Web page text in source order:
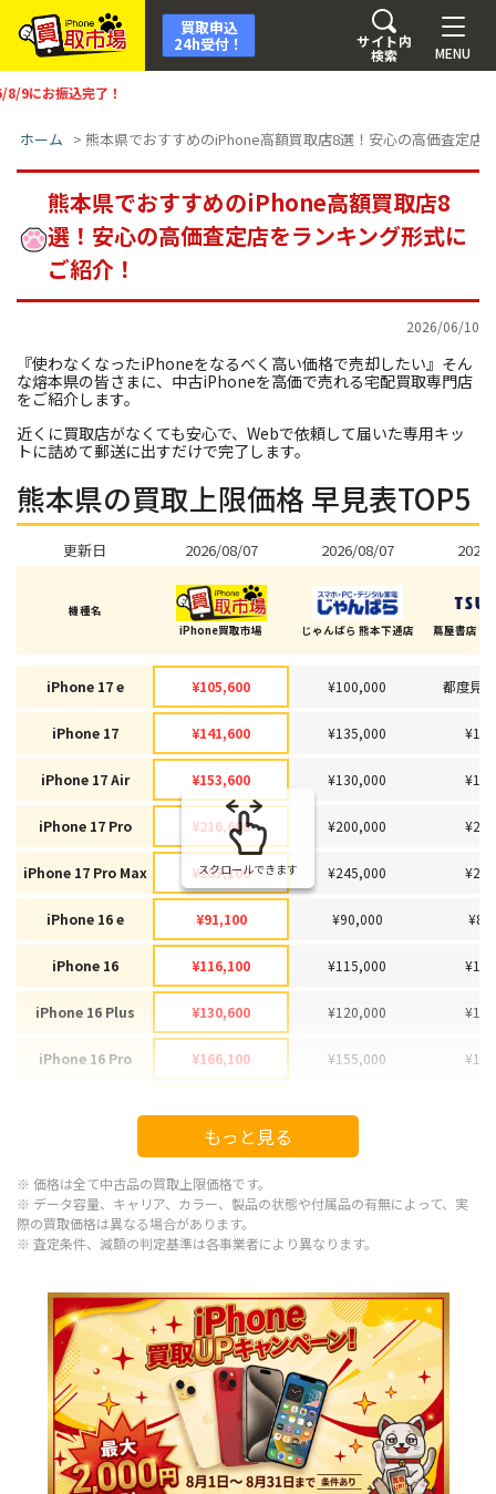
MENU
サイト内
検索
買取申込
24h受付！
ホーム > 熊本県でおすすめのiPhone高額買取店8選！安心の高価査定店
熊本県でおすすめのiPhone高額買取店8
選！安心の高価査定店をランキング形式に
ご紹介！
2026/06/10
『使わなくなったiPhoneをなるべく高い価格で売却したい』そん
な熔本県の皆さまに、中古iPhoneを高価で売れる宅配買取専門店
をご紹介します。
近くに買取店がなくても安心で、Webで依頼して届いた専用キッ
トに詰めて郵送に出すだけで完了します。
熊本県の買取上限価格 早見表TOP5
更新日
機種名
iPhone 17 e
iPhone 17
iPhone 17 Air
iPhone 17 Pro
iPhone 17 Pro Max
iPhone 16 e
iPhone 16
iPhone 16 Plus
iPhone 16 Pro
iPhone 15 Plus
iPhone 15 Pro
iPhone 15 Pro Max
iPhone 14 Plus
iPhone 14
iPhone 14 Pro
iPhone 14 Pro Max
2026/08/07
iPhone買取市場
¥105,600
¥141,600
¥153,600
¥216,600
¥285,100
¥91,100
¥116,100
¥130,600
¥166,100
¥92,100
¥97,100
¥120,100
¥143,100
¥66,600
¥66,600
¥86,600
¥98,100
2026/08/07
じゃんぱら 熊本下通店
¥100,000
¥135,000
¥130,000
¥200,000
¥245,000
¥90,000
¥115,000
¥120,000
¥155,000
¥85,000
¥90,000
¥110,000
¥125,000
¥63,000
¥58,000
¥78,000
¥93,000
蔦屋書店
都度見
スクロールできます
もっと見る
※ 価格は全て中古品の買取上限価格です。
※ データ容量、キャリア、カラー、製品の状態や付属品の有無によって、実
際の買取価格は異なる場合があります。
※ 査定条件、減額の判定基準は各事業者により異なります。